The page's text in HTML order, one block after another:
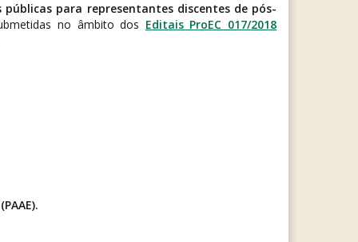
públicas para representantes discentes de pós-
no âmbito dos Editais ProEC 017/2018